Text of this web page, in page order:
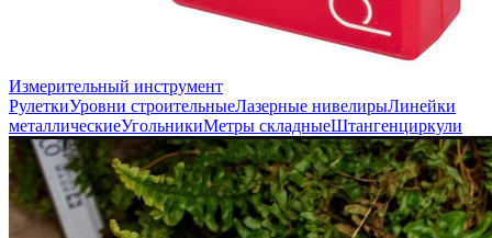
Измерительный инструмент
РулеткиУровни строительныеЛазерные нивелирыЛинейки
металлическиеУгольникиМетры складныеШтангенциркули